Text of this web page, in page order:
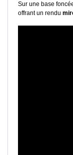
Sur une base
offrant un rendu